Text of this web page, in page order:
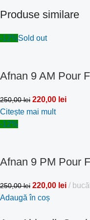
Produse similare
-12%Sold out
Afnan 9 AM Pour
250,00lei 220,00 lei
Citește mai mult
-12%
Afnan 9 PM Pour
250,00lei 220,00 lei
Adaugă în coș